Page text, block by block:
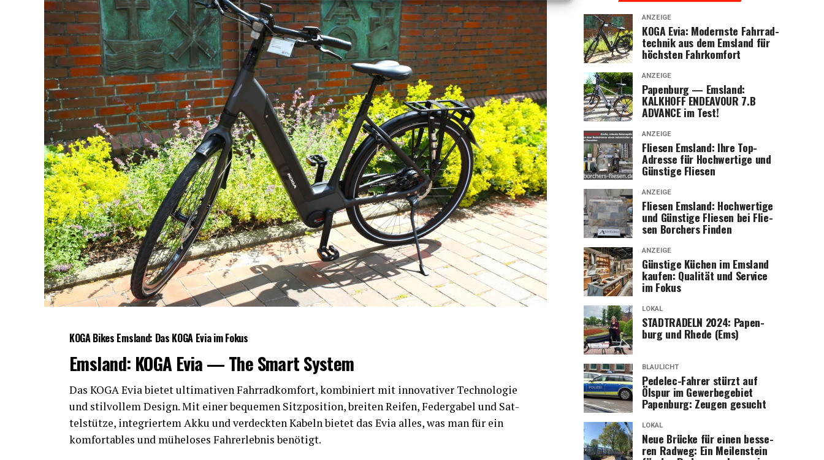
KOGA Bikes Ems­land: Das KOGA Evia im Fokus
Ems­land: KOGA Evia — The Smart System
Das KOGA Evia bie­tet ulti­ma­ti­ven Fahr­rad­kom­fort, kom­bi­niert mit inno­va­ti­ver Tech­no­lo­gie
und stil­vol­lem Design. Mit einer beque­men Sitz­po­si­ti­on, brei­ten Rei­fen, Feder­ga­bel und Sat­
tel­stüt­ze, inte­grier­tem Akku und ver­deck­ten Kabeln bie­tet das Evia alles, was man für ein
kom­for­ta­bles und mühe­lo­ses Fahr­erleb­nis benötigt.
ANZEIGE
KOGA Evia: Moderns­te Fahr­rad­
tech­nik aus dem Ems­land für
höchs­ten Fahrkomfort
ANZEIGE
Papen­burg — Ems­land:
KALKHOFF ENDEAVOUR 7.B
ADVANCE im Test!
ANZEIGE
Flie­sen Ems­land: Ihre Top-
Adres­se für Hoch­wer­ti­ge und
Güns­ti­ge Fliesen
ANZEIGE
Flie­sen Ems­land: Hoch­wer­ti­ge
und Güns­ti­ge Flie­sen bei Flie­
sen Bor­chers Finden
ANZEIGE
Güns­ti­ge Küchen im Ems­land
kau­fen: Qua­li­tät und Ser­vice
im Fokus
LOKAL
STADTRADELN 2024: Papen­
burg und Rhe­de (Ems)
BLAULICHT
Pedelec-Fah­rer stürzt auf
Ölspur im Gewer­be­ge­biet
Papen­burg: Zeu­gen gesucht
LOKAL
Neue Brü­cke für einen bes­se­
ren Rad­weg: Ein Mei­len­stein